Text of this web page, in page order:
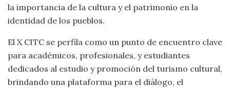
la importancia de la cultura y el patrimonio en la
identidad de los pueblos.
El X CITC se perfila como un punto de encuentro clave
para académicos, profesionales, y estudiantes
dedicados al estudio y promoción del turismo cultural,
brindando una plataforma para el diálogo, el